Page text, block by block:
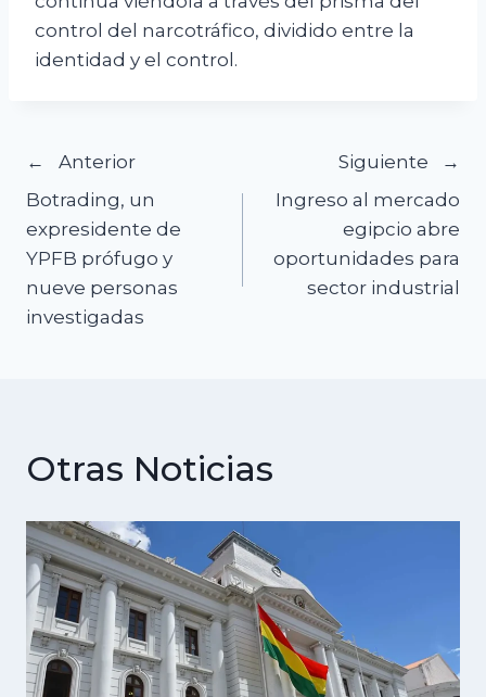
control del narcotráfico, dividido entre la
identidad y el control.
Navegación
de
entradas
Anterior
Botrading, un
expresidente de
YPFB prófugo y
nueve personas
investigadas
Siguiente
Ingreso al mercado
egipcio abre
oportunidades para
sector industrial
Otras Noticias